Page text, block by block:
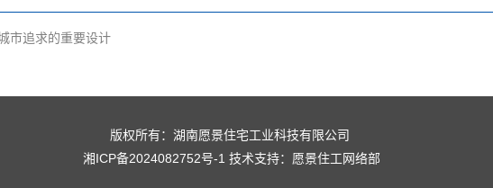
市追求的重要设计
版权所有：湖南愿景住宅工业科技有限公司
湘ICP备2024082752号-1 技术支持： 愿景住工网络部